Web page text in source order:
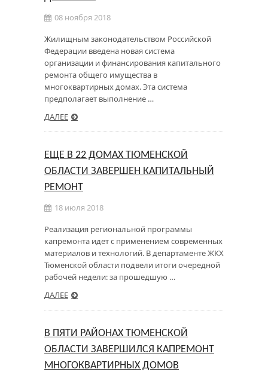
08 ноября 2018
Жилищным законодательством Российской
Федерации введена новая система
организации и финансирования капитального
ремонта общего имущества в
многоквартирных домах. Эта система
предполагает выполнение …
ДАЛЕЕ
ЕЩЕ В 22 ДОМАХ ТЮМЕНСКОЙ
ОБЛАСТИ ЗАВЕРШЕН КАПИТАЛЬНЫЙ
РЕМОНТ
18 июля 2018
Реализация региональной программы
капремонта идет с применением современных
материалов и технологий. В департаменте ЖКХ
Тюменской области подвели итоги очередной
рабочей недели: за прошедшую …
ДАЛЕЕ
В ПЯТИ РАЙОНАХ ТЮМЕНСКОЙ
ОБЛАСТИ ЗАВЕРШИЛСЯ КАПРЕМОНТ
МНОГОКВАРТИРНЫХ ДОМОВ